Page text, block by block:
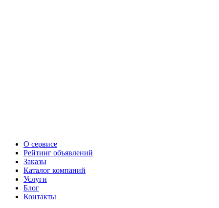
О сервисе
Рейтинг объявлений
Заказы
Каталог компаний
Услуги
Блог
Контакты